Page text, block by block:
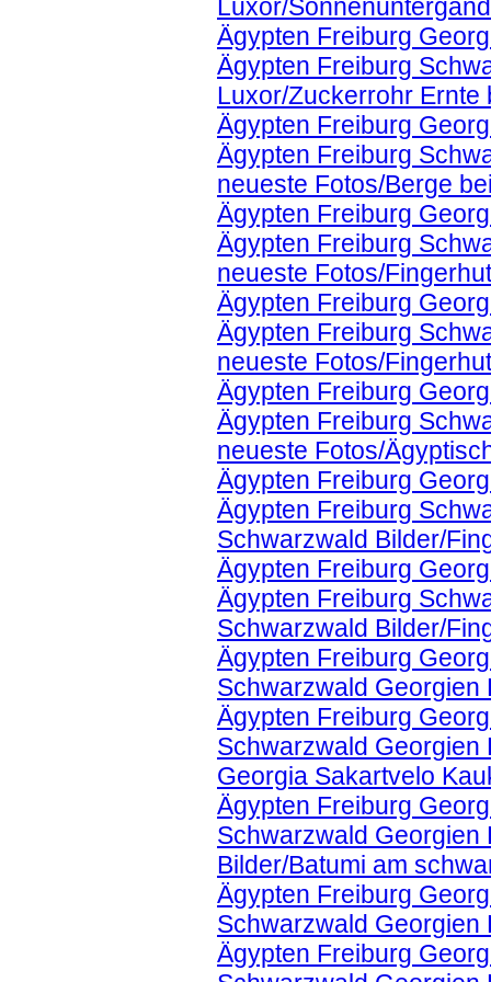
Luxor/
Ägypten Freiburg
Ägypten Freiburg
Luxor/Zuckerrohr Ernte
Ägypten Freiburg
Ägypten Freiburg
neueste Fotos/Berge
Ägypten Freiburg
Ägypten Freiburg
neueste Fotos/Fingerhut
Ägypten Freiburg
Ägypten Freiburg
neueste Fotos/Fingerhut
Ägypten Freiburg
Ägypten Freiburg
neueste Fotos/
Ägypten Freiburg
Ägypten Freiburg
Schwarzwald Bilder/
Ägypten Freiburg
Ägypten Freiburg
Schwarzwald Bilder/
Ägypten Freiburg
Schwarzwald Georgien
Ägypten Freiburg
Schwarzwald Georgien
Georgia Sakartvelo
Ägypten Freiburg
Schwarzwald Georgien
Bilder/Batumi am
Ägypten Freiburg
Schwarzwald Georgien
Ägypten Freiburg